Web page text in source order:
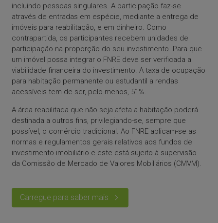
incluindo pessoas singulares. A participação faz-se
através de entradas em espécie, mediante a entrega de
imóveis para reabilitação, e em dinheiro. Como
contrapartida, os participantes recebem unidades de
participação na proporção do seu investimento. Para que
um imóvel possa integrar o FNRE deve ser verificada a
viabilidade financeira do investimento. A taxa de ocupação
para habitação permanente ou estudantil a rendas
acessíveis tem de ser, pelo menos, 51%.
A área reabilitada que não seja afeta a habitação poderá
destinada a outros fins, privilegiando-se, sempre que
possível, o comércio tradicional. Ao FNRE aplicam-se as
normas e regulamentos gerais relativos aos fundos de
investimento imobiliário e este está sujeito à supervisão
da Comissão de Mercado de Valores Mobiliários (CMVM).
Carregue para saber mais